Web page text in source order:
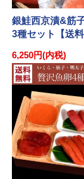
銀鮭西京漬&筋
3種セット【送料
6,250円(内税)